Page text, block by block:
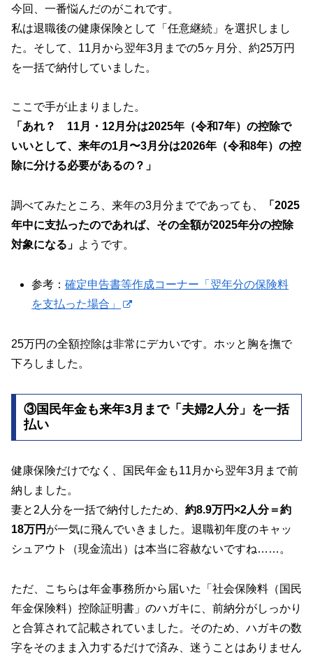
今回、一番悩んだのがこれです。
私は退職後の健康保険として「任意継続」を選択しまし
た。そして、11月から翌年3月までの5ヶ月分、約25万円
を一括で納付していました。
ここで手が止まりました。
「あれ？ 11月・12月分は2025年（令和7年）の控除で
いいとして、来年の1月〜3月分は2026年（令和8年）の控
除に分ける必要があるの？」
調べてみたところ、来年の3月分までであっても、
「2025
年中に支払ったのであれば、その全額が2025年分の控除
対象になる」 ようです。
参考：確定申告書等作成コーナー「翌年分の保険料
を支払った場合」
25万円の全額控除は非常にデカいです。ホッと胸を撫で
下ろしました。
③国民年金も来年3月まで「夫婦2人分」を一括
払い
健康保険だけでなく、国民年金も11月から翌年3月まで前
納しました。
妻と2人分を一括で納付したため、 約8.9万円×2人分＝約
18万円 が一気に飛んでいきました。退職初年度のキャッ
シュアウト（現金流出）は本当に容赦ないですね……。
ただ、こちらは年金事務所から届いた「社会保険料（国民
年金保険料）控除証明書」のハガキに、前納分がしっかり
と合算されて記載されていました。そのため、ハガキの数
字をそのまま入力するだけで済み、迷うことはありません